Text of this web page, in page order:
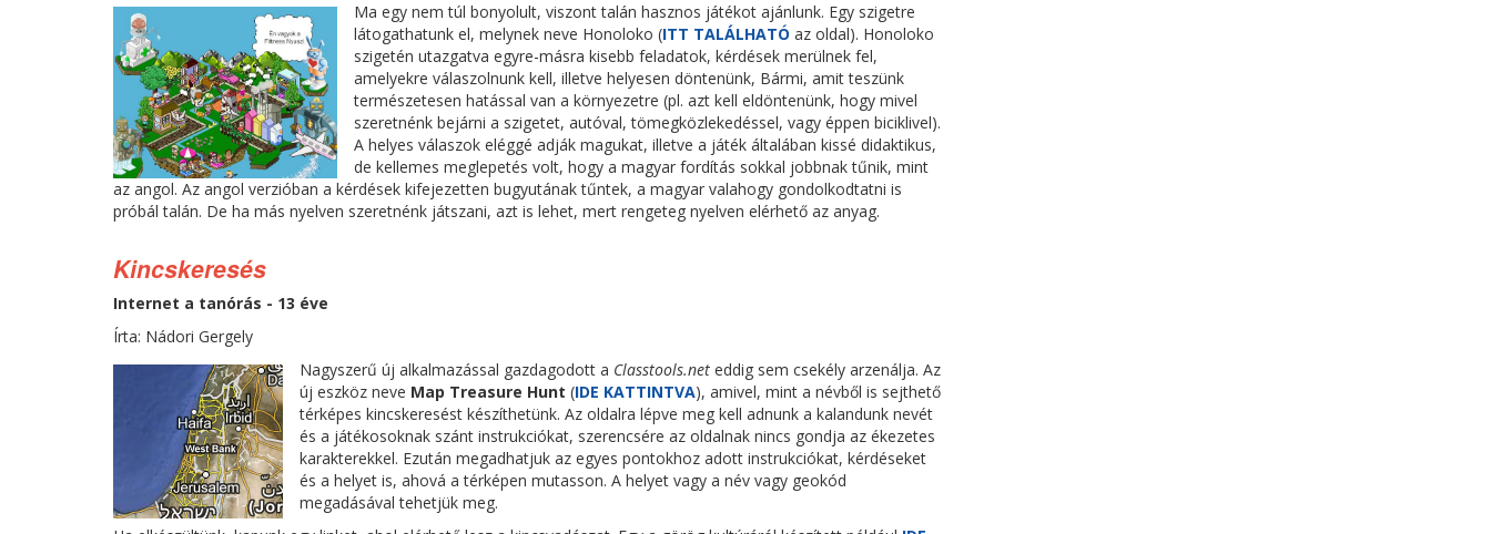
Ma egy nem túl bonyolult, viszont talán hasznos játékot ajánlunk. Egy szigetre
látogathatunk el, melynek neve Honoloko (ITT TALÁLHATÓ az oldal). Honoloko
szigetén utazgatva egyre-másra kisebb feladatok, kérdések merülnek fel,
amelyekre válaszolnunk kell, illetve helyesen döntenünk, Bármi, amit teszünk
természetesen hatással van a környezetre (pl. azt kell eldöntenünk, hogy mivel
szeretnénk bejárni a szigetet, autóval, tömegközlekedéssel, vagy éppen biciklivel).
A helyes válaszok eléggé adják magukat, illetve a játék általában kissé didaktikus,
de kellemes meglepetés volt, hogy a magyar fordítás sokkal jobbnak tűnik, mint
az angol. Az angol verzióban a kérdések kifejezetten bugyutának tűntek, a magyar valahogy gondolkodtatni is
próbál talán. De ha más nyelven szeretnénk játszani, azt is lehet, mert rengeteg nyelven elérhető az anyag.
Kincskeresés
Internet a tanórás - 13 éve
Írta: Nádori Gergely
Nagyszerű új alkalmazással gazdagodott a Classtools.net eddig sem csekély arzenálja. Az
új eszköz neve Map Treasure Hunt (IDE KATTINTVA), amivel, mint a névből is sejthető
térképes kincskeresést készíthetünk. Az oldalra lépve meg kell adnunk a kalandunk nevét
és a játékosoknak szánt instrukciókat, szerencsére az oldalnak nincs gondja az ékezetes
karakterekkel. Ezután megadhatjuk az egyes pontokhoz adott instrukciókat, kérdéseket
és a helyet is, ahová a térképen mutasson. A helyet vagy a név vagy geokód
megadásával tehetjük meg.